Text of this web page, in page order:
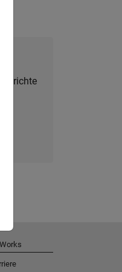
Berichte